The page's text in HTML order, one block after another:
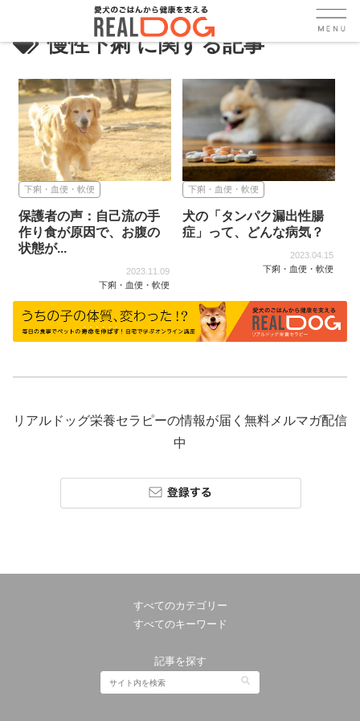
慢性下痢
下痢・血便・軟便
保護者の声：自己流の手
作り食が原因で、お腹の
状態が...
2023.11.09
下痢・血便・軟便
下痢・血便・軟便
犬の「タンパク漏出性腸
症」って、どんな病気？
2023.04.15
下痢・血便・軟便
リアルドッグ栄養セラピーの情報が届く無料メルマガ配信
中
すべてのカテゴリー
すべてのキーワード
記事を探す